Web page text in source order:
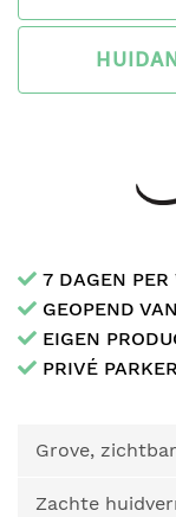
7 DAGEN PER
GEOPEND
EIGEN
PRIVÉ
Grove,
Zachte